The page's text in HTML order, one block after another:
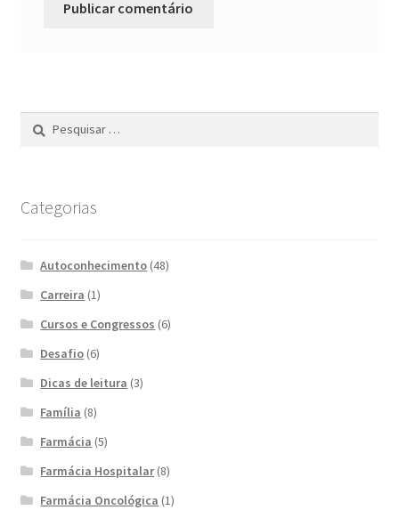
Pesquisar
Categorias
Autoconhecimento (48)
Carreira (1)
Cursos e Congressos (6)
Desafio (6)
Dicas de leitura (3)
Família (8)
Farmácia (5)
Farmácia Hospitalar(8)
Farmácia Oncológica (1)